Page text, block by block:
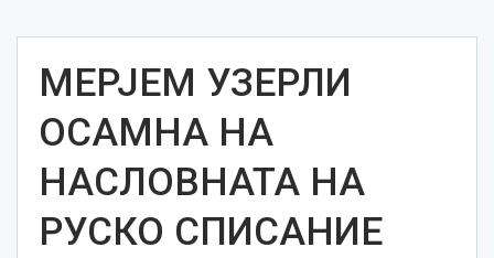
МЕРЈЕМ УЗЕРЛИ
ОСАМНА НА
НАСЛОВНАТА НА
РУСКО СПИСАНИЕ